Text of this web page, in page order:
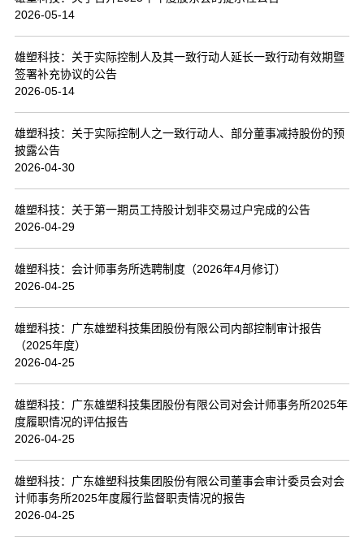
2026-05-14
雄塑科技：关于实际控制人及其一致行动人延长一致行动有效期暨
签署补充协议的公告
2026-05-14
雄塑科技：关于实际控制人之一致行动人、部分董事减持股份的预
披露公告
2026-04-30
雄塑科技：关于第一期员工持股计划非交易过户完成的公告
2026-04-29
雄塑科技：会计师事务所选聘制度（2026年4月修订）
2026-04-25
雄塑科技：广东雄塑科技集团股份有限公司内部控制审计报告
（2025年度）
2026-04-25
雄塑科技：广东雄塑科技集团股份有限公司对会计师事务所2025年
度履职情况的评估报告
2026-04-25
雄塑科技：广东雄塑科技集团股份有限公司董事会审计委员会对会
计师事务所2025年度履行监督职责情况的报告
2026-04-25